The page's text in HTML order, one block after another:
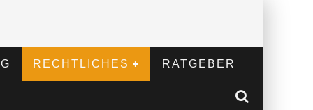
RECHTLICHES RATGEBER